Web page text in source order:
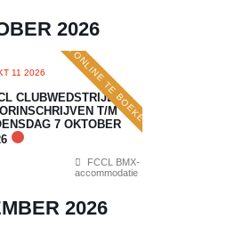
2026
11 2026 ONLINE TE BOEKEN
CLUBWEDSTRIJD 6:
T/M
7 OKTOBER
FCCL BMX-
accommodatie
2026